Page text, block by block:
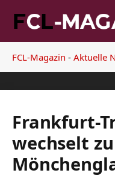
FCL-Magazin - Aktuelle
Frankfurt-
wechselt